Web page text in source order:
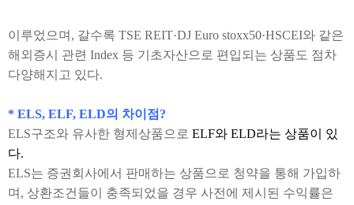
이루었으며 , 갈수록 TSE REIT·DJ Euro stoxx50·HSCEI와 같은
해외증시 관련 Index 등 기초자산으로 편입되는 상품도 점차
다양해지고 있다.
* ELS, ELF, ELD의 차이점?
ELS구조와 유사한 형제상품으로 ELF와 ELD라는 상품이 있
다.
ELS는 증권회사에서 판매하는 상품으로 청약을 통해 가입하
며, 상환조건들이 충족되었을 경우 사전에 제시된 수익률은